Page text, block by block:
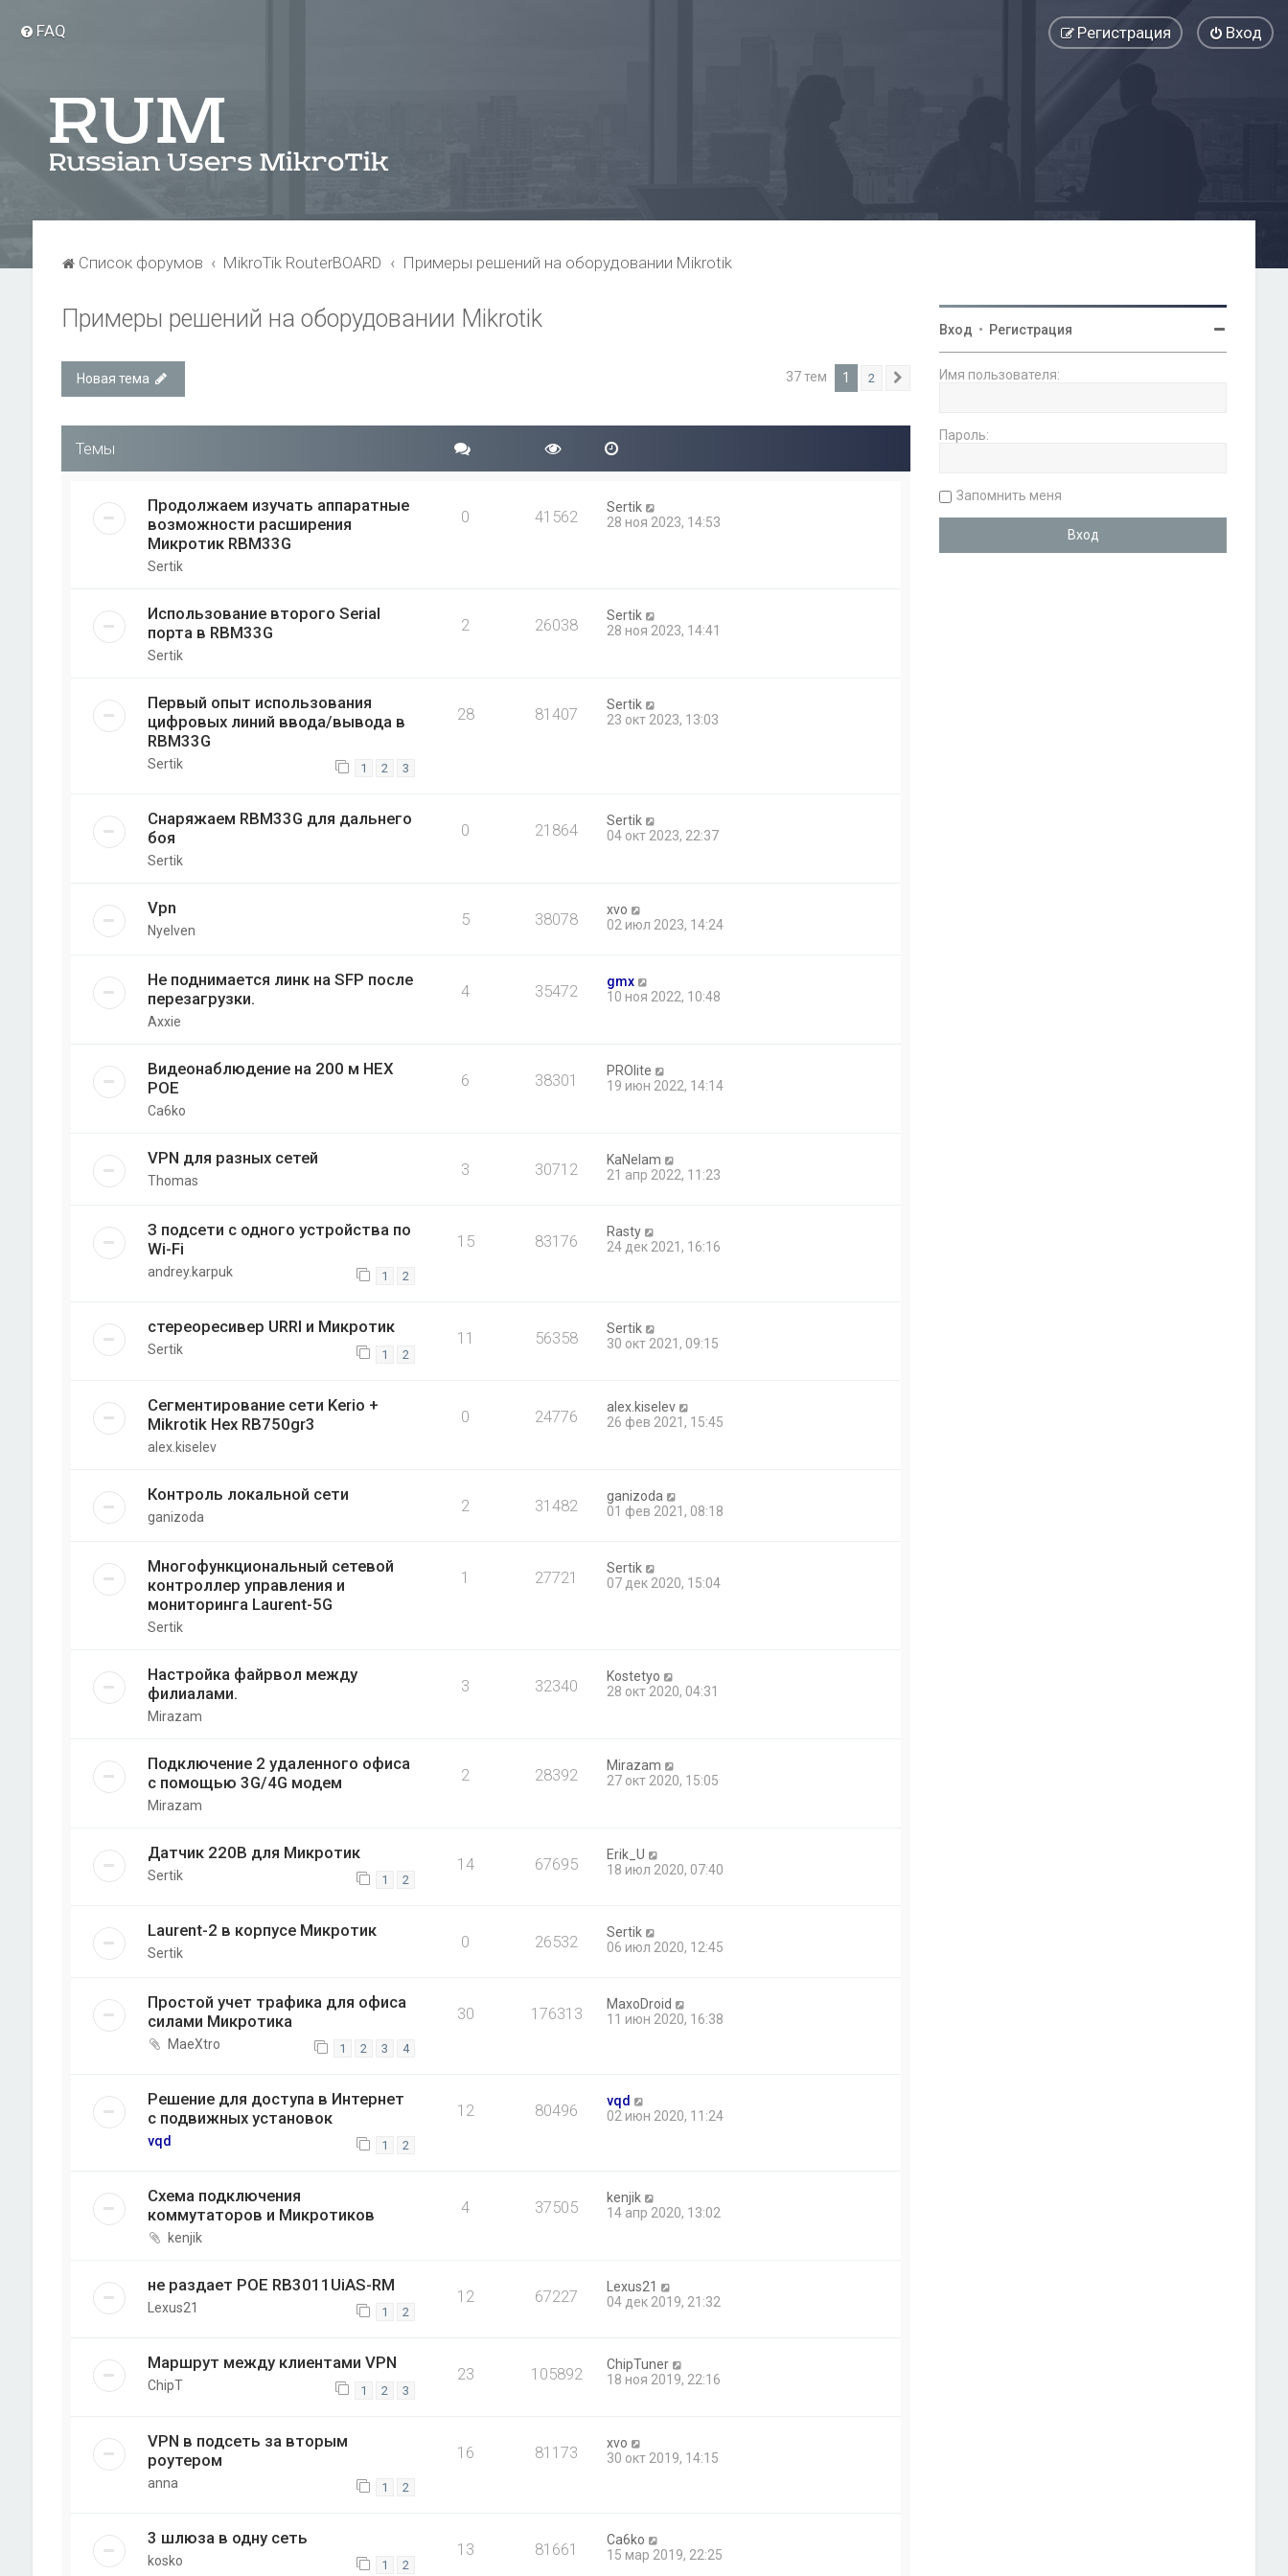
FAQ Вход
Регистрация
Список форумов MikroTik RouterBOARD Примеры решений на оборудовании Mikrotik
Примеры решений на оборудовании Mikrotik
Новая тема 37 тем 1 2 След.
Темы
Продолжаем изучать аппаратные
возможности расширения
Микротик RBM33G
Sertik
0 41562
Sertik
28 ноя 2023, 14:53
Использование второго Serial
порта в RBM33G
Sertik
2 26038
Sertik
28 ноя 2023, 14:41
Первый опыт использования
цифровых линий ввода/вывода в
RBM33G
Sertik 1 2 3
28 81407
Sertik
23 окт 2023, 13:03
Снаряжаем RBM33G для дальнего
боя
Sertik
0 21864
Sertik
04 окт 2023, 22:37
Vpn
Nyelven
5 38078
xvo
02 июл 2023, 14:24
Не поднимается линк на SFP после
перезагрузки.
Axxie
4 35472
gmx
10 ноя 2022, 10:48
Видеонаблюдение на 200 м НЕХ
РОЕ
Ca6ko
6 38301
PROlite
19 июн 2022, 14:14
VPN для разных сетей
Thomas
3 30712
KaNelam
21 апр 2022, 11:23
З подсети с одного устройства по
Wi-Fi
andrey.karpuk 1 2
15 83176
Rasty
24 дек 2021, 16:16
стереоресивер URRI и Микротик
Sertik 1 2
11 56358
Sertik
30 окт 2021, 09:15
Сегментирование сети Kerio +
Mikrotik Hex RB750gr3
alex.kiselev
0 24776
alex.kiselev
26 фев 2021, 15:45
Контроль локальной сети
ganizoda
2 31482
ganizoda
01 фев 2021, 08:18
Многофункциональный сетевой
контроллер управления и
мониторинга Laurent-5G
Sertik
1 27721
Sertik
07 дек 2020, 15:04
Настройка файрвол между
филиалами.
Mirazam
3 32340
Kostetyo
28 окт 2020, 04:31
Подключение 2 удаленного офиса
с помощью 3G/4G модем
Mirazam
2 28392
Mirazam
27 окт 2020, 15:05
Датчик 220В для Микротик
Sertik 1 2
14 67695
Erik_U
18 июл 2020, 07:40
Laurent-2 в корпусе Микротик
Sertik
0 26532
Sertik
06 июл 2020, 12:45
Простой учет трафика для офиса
силами Микротика
MaeXtro 1 2 3 4
30 176313
MaxoDroid
11 июн 2020, 16:38
Решение для доступа в Интернет
с подвижных установок
vqd 1 2
12 80496
vqd
02 июн 2020, 11:24
Схема подключения
коммутаторов и Микротиков
kenjik
4 37505
kenjik
14 апр 2020, 13:02
не раздает POE RB3011UiAS-RM
Lexus21 1 2
12 67227
Lexus21
04 дек 2019, 21:32
Маршрут между клиентами VPN
ChipT 1 2 3
23 105892
ChipTuner
18 ноя 2019, 22:16
VPN в подсеть за вторым
роутером
anna 1 2
16 81173
xvo
30 окт 2019, 14:15
3 шлюза в одну сеть
kosko 1 2
13 81661
Ca6ko
15 мар 2019, 22:25
Вход • Регистрация
Имя пользователя:
Пароль:
Запомнить меня